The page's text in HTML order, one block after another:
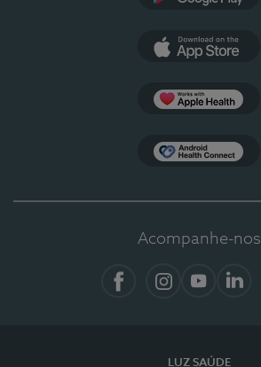
Acompanhe-nos
LUZ SAÚDE